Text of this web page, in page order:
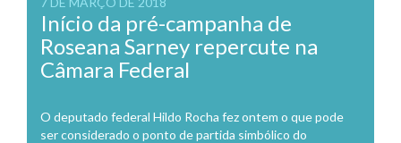
Início da pré-campanha de
Roseana Sarney repercute na
Câmara Federal
O deputado federal Hildo Rocha fez ontem o que pode
ser considerado o ponto de partida simbólico do